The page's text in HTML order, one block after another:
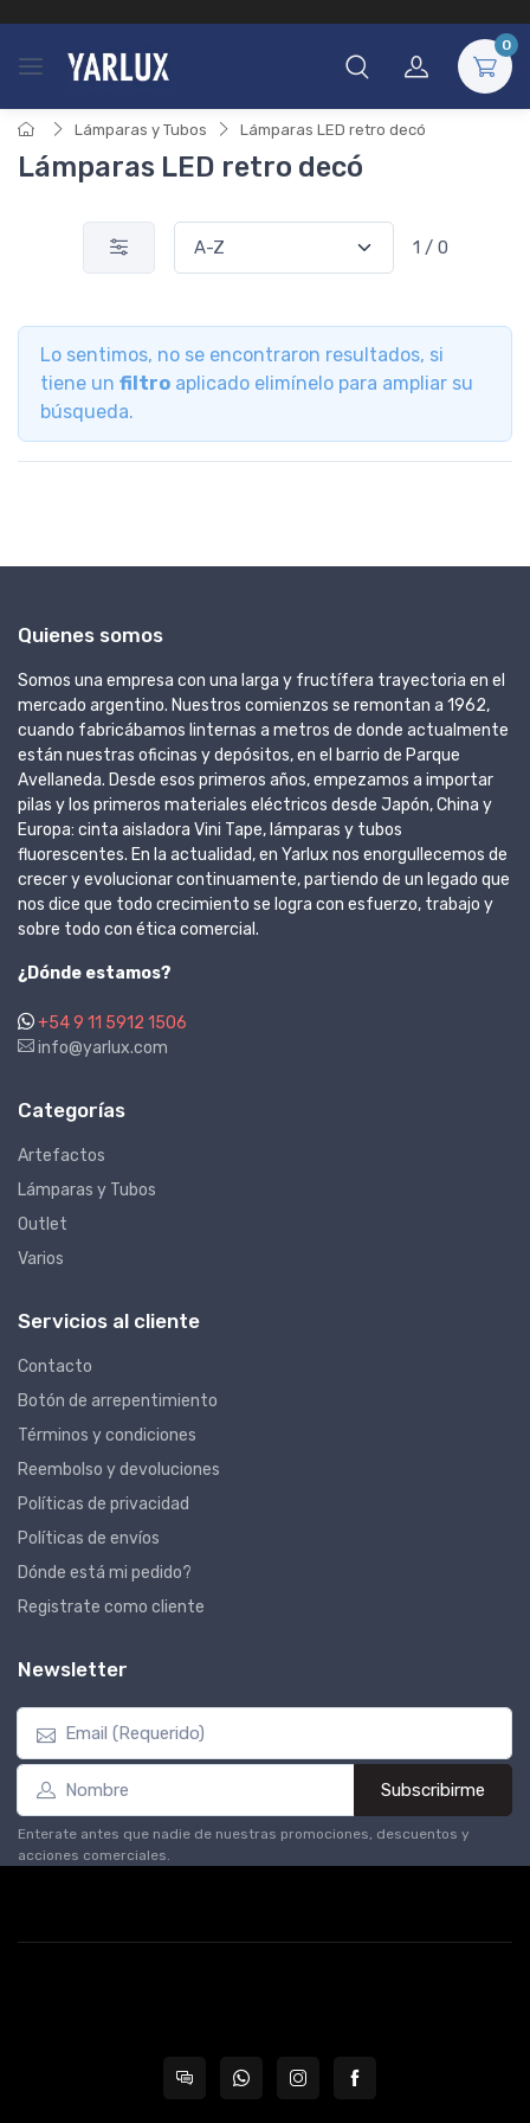
0
Lámparas y Tubos Lámparas LED retro decó
Lámparas LED retro decó
1 / 0
Lo sentimos, no se encontraron resultados, si
tiene un filtro aplicado elimínelo para ampliar su
búsqueda.
Quienes somos
Somos una empresa con una larga y fructífera trayectoria en el
mercado argentino. Nuestros comienzos se remontan a 1962,
cuando fabricábamos linternas a metros de donde actualmente
están nuestras oficinas y depósitos, en el barrio de Parque
Avellaneda. Desde esos primeros años, empezamos a importar
pilas y los primeros materiales eléctricos desde Japón, China y
Europa: cinta aisladora Vini Tape, lámparas y tubos
fluorescentes. En la actualidad, en Yarlux nos enorgullecemos de
crecer y evolucionar continuamente, partiendo de un legado que
nos dice que todo crecimiento se logra con esfuerzo, trabajo y
sobre todo con ética comercial.
¿Dónde estamos?
+54 9 11 5912 1506
info@yarlux.com
Categorías
Artefactos
Lámparas y Tubos
Outlet
Varios
Servicios al cliente
Contacto
Botón de arrepentimiento
Términos y condiciones
Reembolso y devoluciones
Políticas de privacidad
Políticas de envíos
Dónde está mi pedido?
Registrate como cliente
Newsletter
Subscribirme
Enterate antes que nadie de nuestras promociones, descuentos y
acciones comerciales.